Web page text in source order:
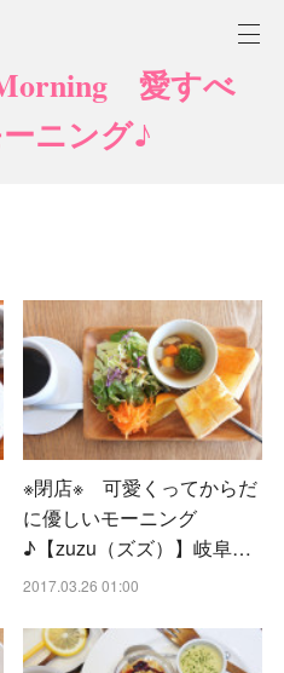
愛すべ
ニング♪
※閉店※ 可愛くってからだ
に優しいモーニング
♪【zuzu（ズズ）】岐阜…
2017.03.26 01:00